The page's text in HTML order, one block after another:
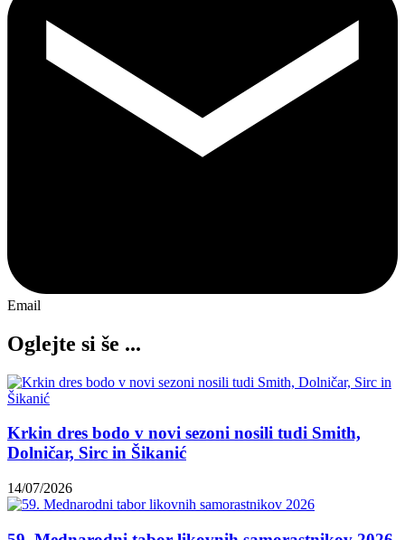
Email
Oglejte si še ...
Krkin dres bodo v novi sezoni nosili tudi Smith,
Dolničar, Sirc in Šikanić
14/07/2026